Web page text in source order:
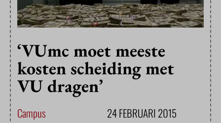
‘VUmc moet meeste
kosten scheiding met
VU dragen’
Campus 24 FEBRUARI 2015